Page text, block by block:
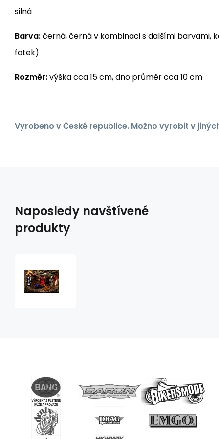
silná
Barva:černá, černá v kombinaci s dalšími barvami,
fotek)
Rozměr:výška cca 15 cm, dno průměr cca 10 cm
Vyrobeno v České republice. Možno vyrobit v
Naposledy navštívené
produkty